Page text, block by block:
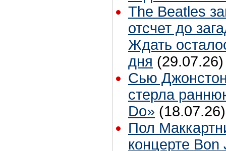
The Beatles
отсчет до
Ждать
дня (29.07.26)
Сью
стерла
Do» (18.07.26)
Пол
концерте